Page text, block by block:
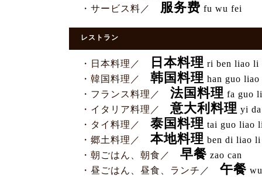
・サービス料／
服务费 fu wu fei
レストラン
・日本料理／ 日本料理 ri ben liao li
・韓国料理／
韩国料理 han guo
・フランス料理／
法国料理 fa guo
・イタリア料理／
意大利料理 yi
・タイ料理／
泰国料理 tai guo liao
・郷土料理／
本地料理 ben di liao li
・朝ごはん、朝食／
早餐 zao can
・昼ごはん、昼食、ランチ／
午餐